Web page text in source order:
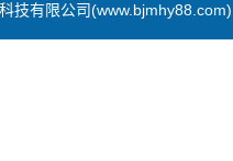
技有限公司